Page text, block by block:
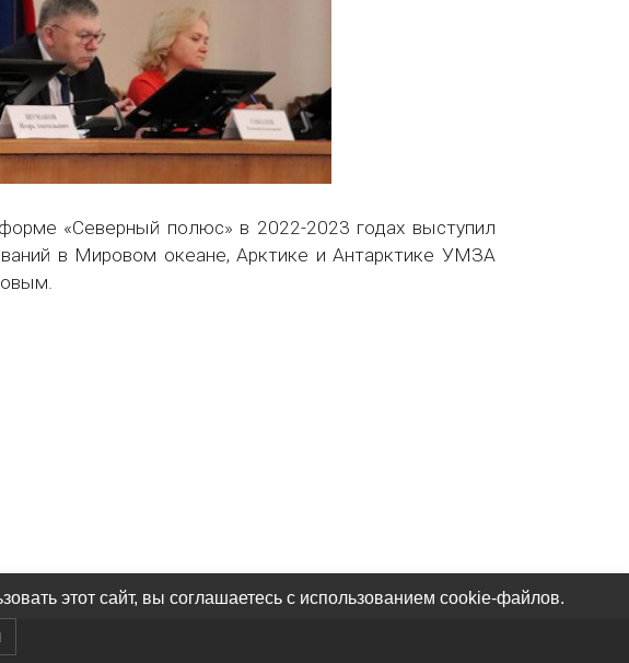
«Северный полюс» в 2022-2023 годах выступил
в Мировом океане, Арктике и Антарктике УМЗА
этот сайт, вы соглашаетесь с использованием cookie-файлов.